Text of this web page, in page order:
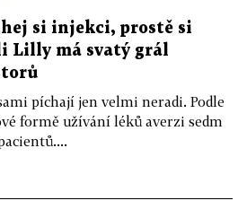
si injekci, prostě si
Lilly má svatý grál
píchají jen velmi neradi. Podle
formě užívání léků averzi sedm